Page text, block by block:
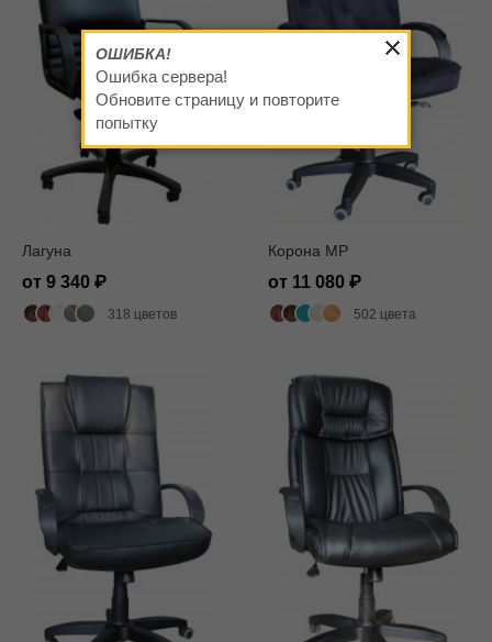
Лагуна
от 9 340
318 цветов
Корона MP
от 11 080
502 цвета
ОШИБКА!
Ошибка сервера!
Обновите страницу и повторите
попытку